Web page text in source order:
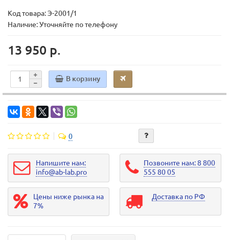
Код товара:Э-2001/1
Наличие: Уточняйте по телефону
13 950 р.
В корзину
0
Напишите нам:
info@ab-lab.pro
Позвоните нам: 8 800
555 80 05
Цены ниже рынка на
7%
Доставка по РФ